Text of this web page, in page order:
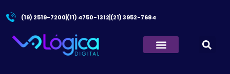
(19) 2519-7200 (11) 4750-1312 (21) 3952-7684